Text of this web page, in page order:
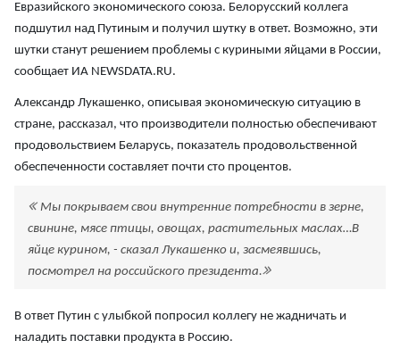
Евразийского экономического союза. Белорусский коллега
подшутил над Путиным и получил шутку в ответ. Возможно, эти
шутки станут решением проблемы с куриными яйцами в России,
сообщает ИА NEWSDATA.RU.
Александр Лукашенко, описывая экономическую ситуацию в
стране, рассказал, что производители полностью обеспечивают
продовольствием Беларусь, показатель продовольственной
обеспеченности составляет почти сто процентов.
Мы покрываем свои внутренние потребности в зерне,
свинине, мясе птицы, овощах, растительных маслах…В
яйце курином, - сказал Лукашенко и, засмеявшись,
посмотрел на российского президента.
В ответ Путин с улыбкой попросил коллегу не жадничать и
наладить поставки продукта в Россию.